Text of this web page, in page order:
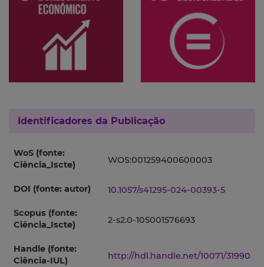
Identificadores da Publicação
WoS (fonte:
Ciência_Iscte)
WOS:001259400600003
DOI (fonte: autor) 10.1057/s41295-024-00393-5
Scopus (fonte:
Ciência_Iscte)
2-s2.0-105001576693
Handle (fonte:
Ciência-IUL)
http://hdl.handle.net/10071/31990